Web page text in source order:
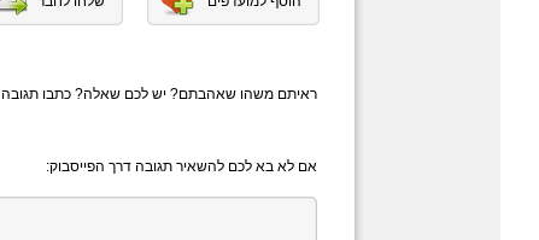
ראיתם משהו שאהבתם? יש לכם שאלה? כתבו תגובה
אם לא בא לכם להשאיר תגובה דרך הפייסבוק: